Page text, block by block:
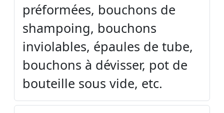
préformées, bouchons de
shampoing, bouchons
inviolables, épaules de tube,
bouchons à dévisser, pot de
bouteille sous vide, etc.